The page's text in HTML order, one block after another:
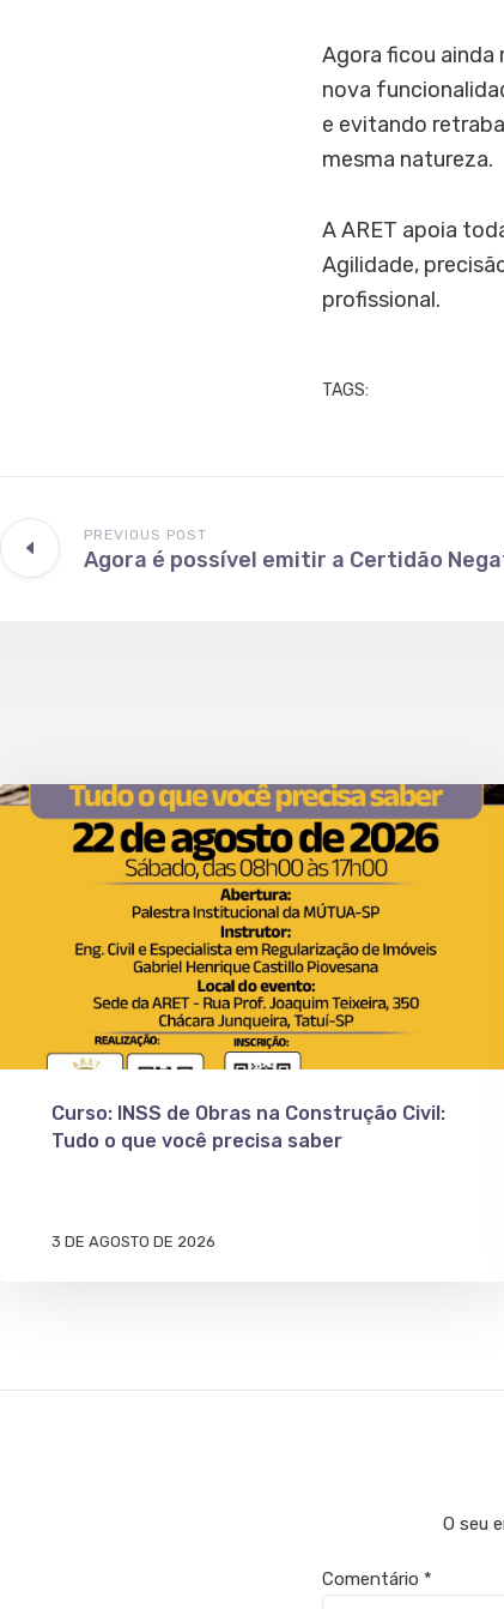
Agora ficou ainda
nova
e evitando
mesma natureza.
A ARET apoia
Agilidade,
profissional.
TAGS:
PREVIOUS POST
Curso: INSS de Obras na Construção Civil:
Tudo o que você precisa saber
3 DE AGOSTO DE 2026
O seu
Comentário *